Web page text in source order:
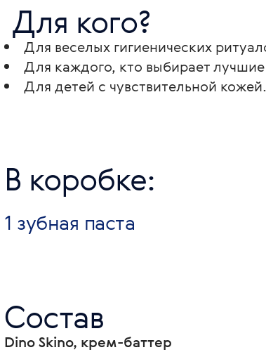
Для кого?
Для веселых гигиенических
Для каждого, кто выбирает
Для детей с чувствительной кожей.
В коробке:
1 зубная паста
Состав
Dino Skino, крем-баттер